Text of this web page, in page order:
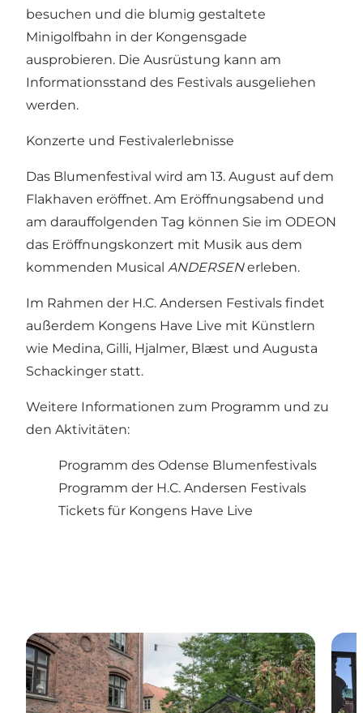
besuchen und die blumig gestaltete
Minigolfbahn in der Kongensgade
ausprobieren. Die Ausrüstung kann am
Informationsstand des Festivals ausgeliehen
werden.
Konzerte und Festivalerlebnisse
Das Blumenfestival wird am 13. August auf dem
Flakhaven eröffnet. Am Eröffnungsabend und
am darauffolgenden Tag können Sie im ODEON
das Eröffnungskonzert mit Musik aus dem
kommenden Musical ANDERSENerleben.
Im Rahmen der H.C. Andersen Festivals findet
außerdem Kongens Have Live mit Künstlern
wie Medina, Gilli, Hjalmer, Blæst und Augusta
Schackinger statt.
Weitere Informationen zum Programm und zu
den Aktivitäten:
Programm des Odense Blumenfestivals
Programm der H.C. Andersen Festivals
Tickets für Kongens Have Live